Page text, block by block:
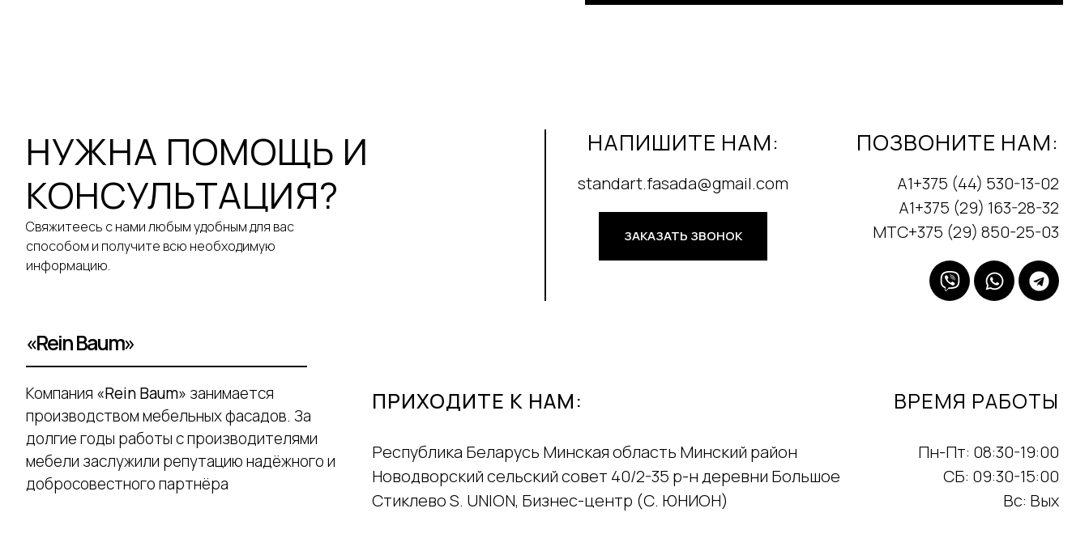
НУЖНА ПОМОЩЬ И
КОНСУЛЬТАЦИЯ?
Свяжитеесь с нами любым удобным для вас
способом и получите всю необходимую
информацию.
НАПИШИТЕ НАМ:
standart.fasada@gmail.com
ЗАКАЗАТЬ ЗВОНОК
ПОЗВОНИТЕ НАМ:
А1+375 (44) 530-13-02
А1+375 (29) 163-28-32
МТС+375 (29) 850-25-03
«Rein Baum»
Компания «Rein Baum» занимается
производством мебельных фасадов. За
долгие годы работы с производителями
мебели заслужили репутацию надёжного и
добросовестного партнёра
ПРИХОДИТЕ К НАМ:
Республика Беларусь Минская область Минский район
Новодворский сельский совет 40/2-35 р-н деревни Большое
Стиклево S. UNION, Бизнес-центр (С. ЮНИОН)
ВРЕМЯ РАБОТЫ
Пн-Пт: 08:30-19:00
СБ: 09:30-15:00
Вс: Вых